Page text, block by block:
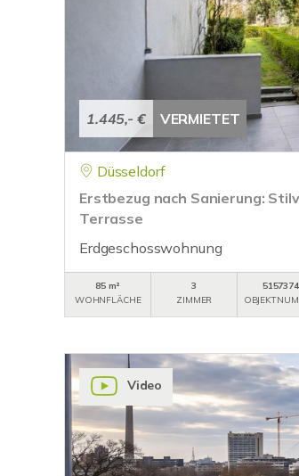
1.445,- € VERMIETET
Düsseldorf
Erstbezug nach Sanierung:
Terrasse
Erdgeschosswohnung
85 m²
WOHNFLÄCHE
3
ZIMMER
5157374
Video